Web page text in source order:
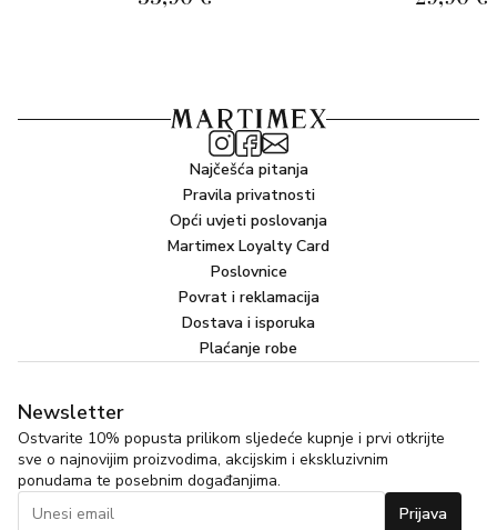
Najčešća pitanja
Pravila privatnosti
Opći uvjeti poslovanja
Martimex Loyalty Card
Poslovnice
Povrat i reklamacija
Dostava i isporuka
Plaćanje robe
Newsletter
Ostvarite 10% popusta prilikom sljedeće kupnje i prvi otkrijte
sve o najnovijim proizvodima, akcijskim i ekskluzivnim
ponudama te posebnim događanjima.
Prijava